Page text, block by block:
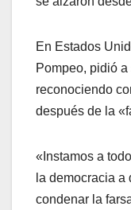
En Estados
Pompeo, pidió
reconociendo
después de la
«Instamos a
la democracia a
condenar la